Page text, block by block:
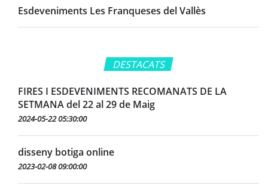
Esdeveniments Les Franqueses del Vallès
DESTACATS
FIRES I ESDEVENIMENTS RECOMANATS DE LA
SETMANA del 22 al 29 de Maig
2024-05-22 05:30:00
disseny botiga online
2023-02-08 09:00:00